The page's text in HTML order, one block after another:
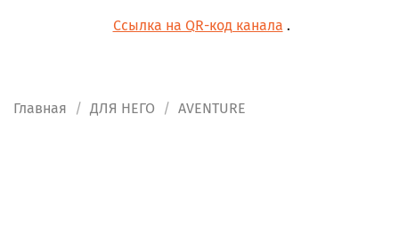
Ссылка на QR-код канала .
Главная ДЛЯ НЕГО AVENTURE